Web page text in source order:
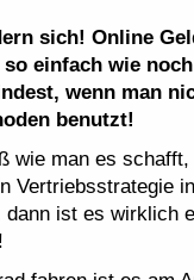
sich! Online
einfach wie
wenn man
benutzt!
wie man es
Vertriebsstrategie
dann ist es wirklich